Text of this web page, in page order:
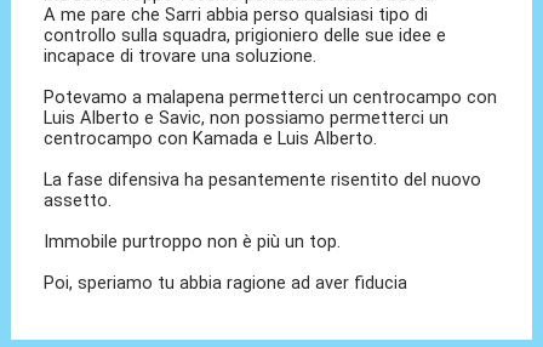
A me pare che Sarri abbia perso qualsiasi tipo di
controllo sulla squadra, prigioniero delle sue idee e
incapace di trovare una soluzione.
Potevamo a malapena permetterci un centrocampo con
Luis Alberto e Savic, non possiamo permetterci un
centrocampo con Kamada e Luis Alberto.
La fase difensiva ha pesantemente risentito del nuovo
assetto.
Immobile purtroppo non è più un top.
Poi, speriamo tu abbia ragione ad aver fiducia